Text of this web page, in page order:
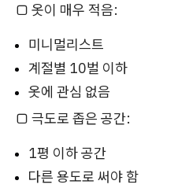
□ 옷이 매우 적음:
미니멀리스트
계절별 10벌 이하
옷에 관심 없음
□ 극도로 좁은 공간:
1평 이하 공간
다른 용도로 써야 함